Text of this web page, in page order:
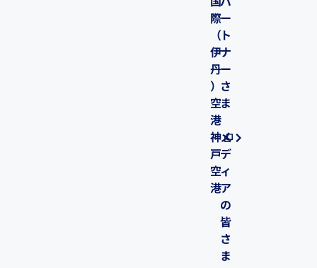
際
（
伊
丹
）
空
港
神
戸
空
港
ー
ト
ナ
ー
さ
ま
メ
デ
ィ
ア
の
皆
さ
ま